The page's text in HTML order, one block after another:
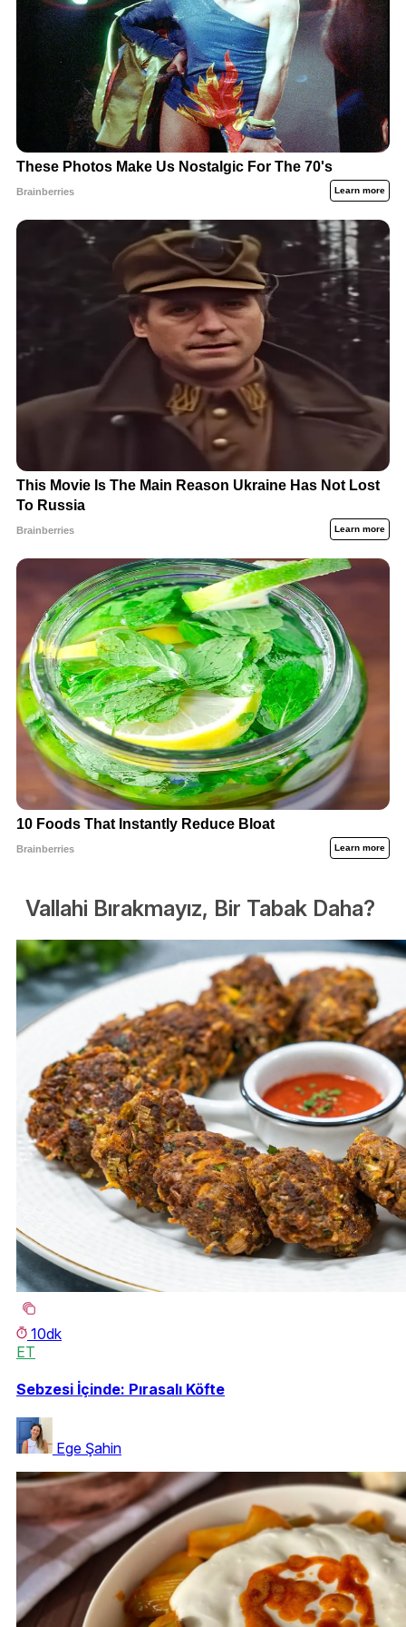
Vallahi Bırakmayız, Bir Tabak Daha?
10dk
ET
Sebzesi İçinde: Pırasalı Köfte
Ege Şahin